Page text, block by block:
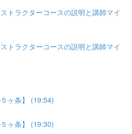
トラクターコースの説明と講師マイ
トラクターコースの説明と講師マイ
ヶ条】 (19:54)
ヶ条】 (19:30)